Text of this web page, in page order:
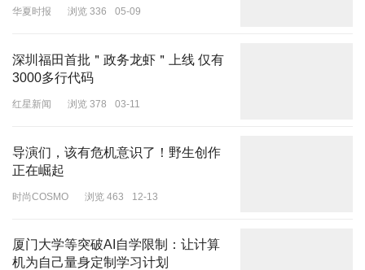
华夏时报 浏览 336 05-09
深圳福田首批＂政务龙虾＂上线 仅有
3000多行代码
红星新闻 浏览 378 03-11
导演们，该有危机意识了！野生创作
正在崛起
时尚COSMO 浏览 463 12-13
厦门大学等突破AI自学限制：让计算
机为自己量身定制学习计划